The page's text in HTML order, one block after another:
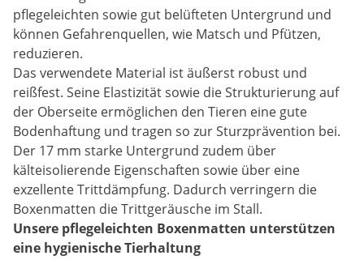
pflegeleichten sowie gut belüfteten Untergrund und
können Gefahrenquellen, wie Matsch und Pfützen,
reduzieren.
Das verwendete Material ist äußerst robust und
reißfest. Seine Elastizität sowie die Strukturierung auf
der Oberseite ermöglichen den Tieren eine gute
Bodenhaftung und tragen so zur Sturzprävention bei.
Der 17 mm starke Untergrund zudem über
kälteisolierende Eigenschaften sowie über eine
exzellente Trittdämpfung. Dadurch verringern die
Boxenmatten die Trittgeräusche im Stall.
Unsere pflegeleichten Boxenmatten unterstützen
eine hygienische Tierhaltung